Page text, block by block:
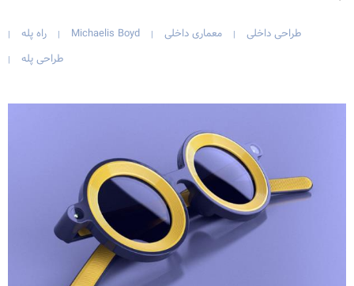
طراحی داخلی | معماری داخلی |
Michaelis Boyd
| راه پله |
طراحی پله |